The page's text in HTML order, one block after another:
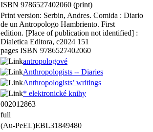
ISBN 9786527402060 (print)
Print version: Serbin, Andres. Comida : Diario
de un Antropologo Hambriento. First
edition. [Place of publication not identified] :
Dialetica Editora, c2024 151
pages ISBN 9786527402060
antropologové
Anthropologists -- Diaries
Anthropologists’ writings
* elektronické knihy
002012863
full
(Au-PeEL)EBL31849480